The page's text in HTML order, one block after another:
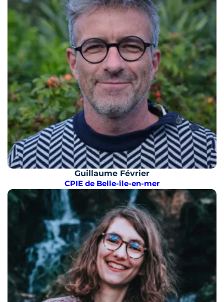
Guillaume Février
CPIE de Belle-île-en-mer